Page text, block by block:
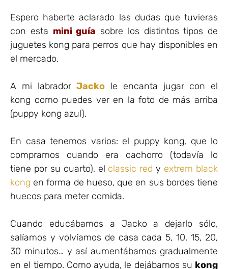
Espero haberte aclarado las dudas que tuvieras
con esta mini guía sobre los distintos tipos de
juguetes kong para perros que hay disponibles en
el mercado.
A mi labradorJacko le encanta jugar con el
kong como puedes ver en la foto de más arriba
(puppy kong azul).
En casa tenemos varios: el puppy kong, que lo
compramos cuando era cachorro (todavía lo
tiene por su cuarto), el classic red y extrem black
kong en forma de hueso, que en sus bordes tiene
huecos para meter comida.
Cuando educábamos a Jacko a dejarlo sólo,
salíamos y volvíamos de casa cada 5, 10, 15, 20,
30 minutos… y así aumentábamos gradualmente
en el tiempo. Como ayuda, le dejábamos su kong